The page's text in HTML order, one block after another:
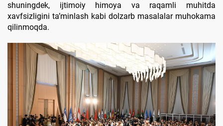
shuningdek, ijtimoiy himoya va raqamli muhitda
xavfsizligini taʼminlash kabi dolzarb masalalar muhokama
qilinmoqda.